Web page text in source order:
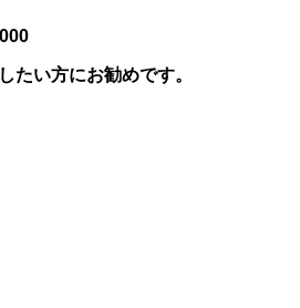
たい方にお勧めです。